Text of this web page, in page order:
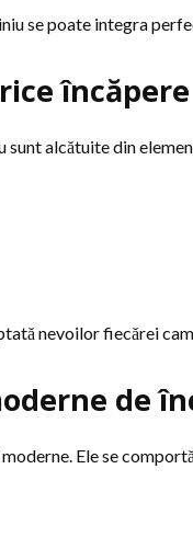
se poate integra
încăpere
alcătuite din
nevoilor fiecărei
de
Ele se